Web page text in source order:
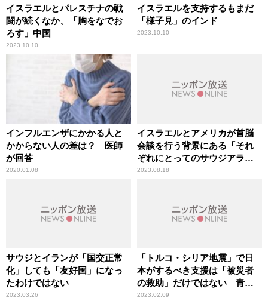
イスラエルとパレスチナの戦
闘が続くなか、「胸をなでお
ろす」中国
2023.10.10
イスラエルを支持するもまだ
「様子見」のインド
2023.10.10
インフルエンザにかかる人と
かからない人の差は？ 医師
が回答
2020.01.08
イスラエルとアメリカが首脳
会談を行う背景にある「それ
ぞれにとってのサウジアラビ
アの存在」
2023.08.18
サウジとイランが「国交正常
化」しても「友好国」になっ
たわけではない
2023.03.26
「トルコ・シリア地震」で日
本がするべき支援は「被災者
の救助」だけではない 青山
繁晴議員が提言
2023.02.09